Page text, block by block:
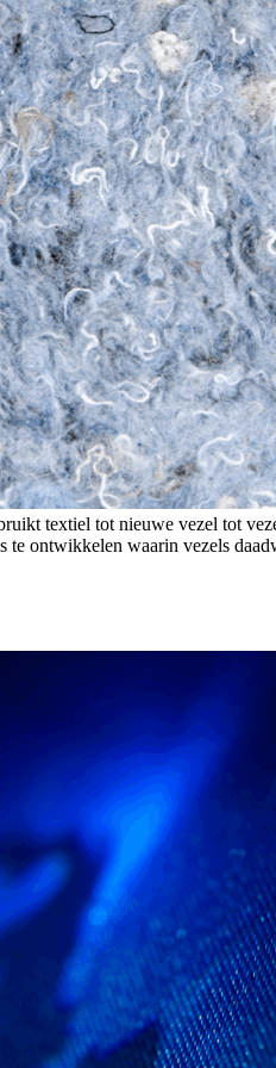
textiel tot nieuwe vezel tot
te ontwikkelen waarin vezels